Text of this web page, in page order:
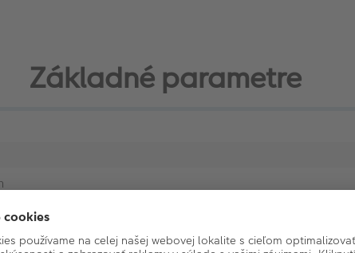
Základné parametre